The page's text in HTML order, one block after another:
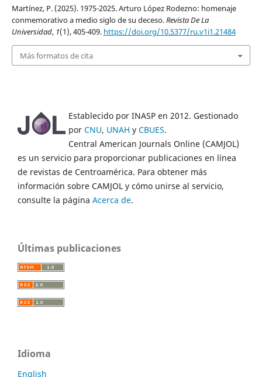
Martínez, P. (2025). 1975-2025. Arturo López Rodezno: homenaje
conmemorativo a medio siglo de su deceso.Revista De La
Universidad, 1(1), 405-409. https://doi.org/10.5377/ru.v1i1.21484
Más formatos de cita
Establecido por INASP en 2012. Gestionado
por CNU, UNAH y CBUES.
Central American Journals Online (CAMJOL)
es un servicio para proporcionar publicaciones en línea
de revistas de Centroamérica. Para obtener más
información sobre CAMJOL y cómo unirse al servicio,
consulte la página Acerca de.
Últimas publicaciones
Idioma
English